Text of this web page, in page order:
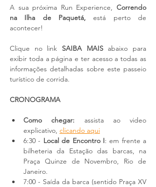
A sua próxima Run Experience, Correndo
na Ilha de Paquetá, está perto de
acontecer!
Clique no link SAIBA MAIS abaixo para
exibir toda a página e ter acesso a todas as
informações detalhadas sobre este passeio
turístico de corrida.
CRONOGRAMA
Como chegar: assista ao video
explicativo, clicando aqui
6:30 - Local de Encontro I: em frente a
bilheteria da Estação das barcas, na
Praça Quinze de Novembro, Rio de
Janeiro.
7:00 - Saída da barca (sentido Praça XV